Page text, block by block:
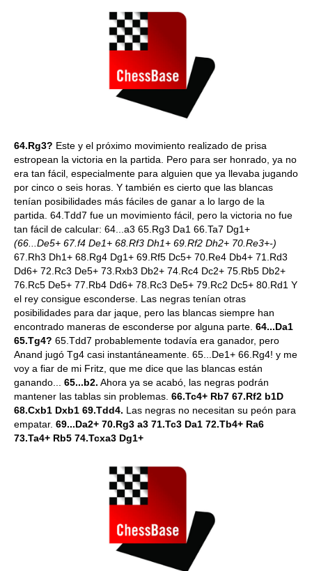
64.Rg3? Este y el próximo movimiento realizado de prisa
estropean la victoria en la partida. Pero para ser honrado, ya no
era tan fácil, especialmente para alguien que ya llevaba jugando
por cinco o seis horas. Y también es cierto que las blancas
tenían posibilidades más fáciles de ganar a lo largo de la
partida. 64.Tdd7 fue un movimiento fácil, pero la victoria no fue
tan fácil de calcular: 64...a3 65.Rg3 Da1 66.Ta7 Dg1+
(66...De5+ 67.f4 De1+ 68.Rf3 Dh1+ 69.Rf2 Dh2+ 70.Re3+-)
67.Rh3 Dh1+ 68.Rg4 Dg1+ 69.Rf5 Dc5+ 70.Re4 Db4+ 71.Rd3
Dd6+ 72.Rc3 De5+ 73.Rxb3 Db2+ 74.Rc4 Dc2+ 75.Rb5 Db2+
76.Rc5 De5+ 77.Rb4 Dd6+ 78.Rc3 De5+ 79.Rc2 Dc5+ 80.Rd1 Y
el rey consigue esconderse. Las negras tenían otras
posibilidades para dar jaque, pero las blancas siempre han
encontrado maneras de esconderse por alguna parte. 64...Da1
65.Tg4? 65.Tdd7 probablemente todavía era ganador, pero
Anand jugó Tg4 casi instantáneamente. 65...De1+ 66.Rg4! y me
voy a fiar de mi Fritz, que me dice que las blancas están
ganando... 65...b2. Ahora ya se acabó, las negras podrán
mantener las tablas sin problemas. 66.Tc4+ Rb7 67.Rf2 b1D
68.Cxb1 Dxb1 69.Tdd4. Las negras no necesitan su peón para
empatar. 69...Da2+ 70.Rg3 a3 71.Tc3 Da1 72.Tb4+ Ra6
73.Ta4+ Rb5 74.Tcxa3 Dg1+